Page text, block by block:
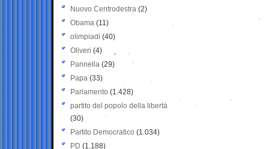
Nuovo Centrodestra (2)
Obama (11)
olimpiadi (40)
Oliveri (4)
Pannella (29)
Papa (33)
Parlamento (1.428)
partito del popolo della libertà
(30)
Partito Democratico (1.034)
PD (1.188)